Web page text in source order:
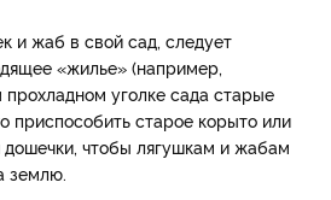
и жаб в свой сад, следует
«жилье» (например,
уголке сада старые
приспособить старое корыто или
дошечки, чтобы лягушкам и жабам
землю.